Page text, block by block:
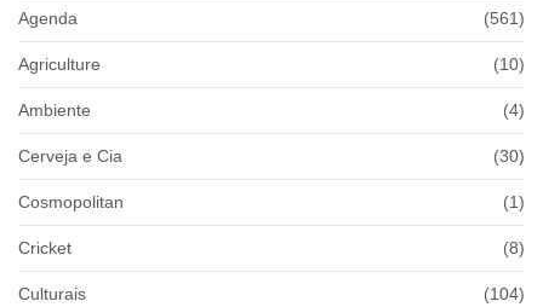
Agenda (561)
Agriculture (10)
Ambiente (4)
Cerveja e Cia (30)
Cosmopolitan (1)
Cricket (8)
Culturais (104)